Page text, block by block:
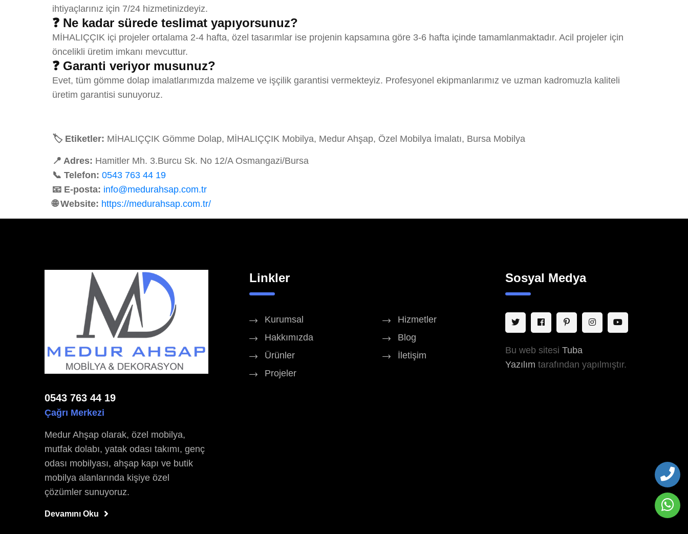
ihtiyaçlarınız için 7/24 hizmetinizdeyiz.
❓ Ne kadar sürede teslimat yapıyorsunuz?
MİHALIÇÇIK içi projeler ortalama 2-4 hafta, özel tasarımlar ise projenin kapsamına göre 3-6 hafta içinde tamamlanmaktadır. Acil projeler için
öncelikli üretim imkanı mevcuttur.
❓ Garanti veriyor musunuz?
Evet, tüm gömme dolap imalatlarımızda malzeme ve işçilik garantisi vermekteyiz. Profesyonel ekipmanlarımız ve uzman kadromuzla kaliteli
üretim garantisi sunuyoruz.
🏷️ Etiketler: MİHALIÇÇIK Gömme Dolap, MİHALIÇÇIK Mobilya, Medur Ahşap, Özel Mobilya İmalatı, Bursa Mobilya
📍 Adres: Hamitler Mh. 3.Burcu Sk. No 12/A Osmangazi/Bursa
📞 Telefon: 0543 763 44 19
📧 E-posta: info@medurahsap.com.tr
🌐 Website: https://medurahsap.com.tr/
0543 763 44 19
Çağrı Merkezi
Medur Ahşap olarak, özel mobilya,
mutfak dolabı, yatak odası takımı, genç
odası mobilyası, ahşap kapı ve butik
mobilya alanlarında kişiye özel
çözümler sunuyoruz.
Devamını Oku
Linkler
Kurumsal
Hakkımızda
Ürünler
Projeler
Hizmetler
Blog
İletişim
Sosyal Medya
Bu web sitesi Tuba
Yazılım tarafından yapılmıştır.